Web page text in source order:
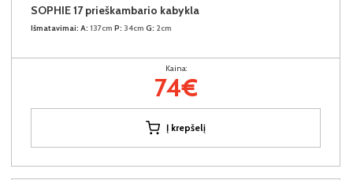
SOPHIE 17 prieškambario kabykla
Išmatavimai: A: 137cm P: 34cm G: 2cm
Kaina:
74€
Į krepšelį